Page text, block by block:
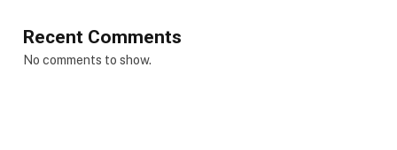
Recent Comments
No comments to show.